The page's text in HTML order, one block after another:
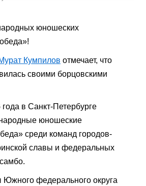
юношеских
Кумпилов отмечает, что
своими борцовскими
в Санкт-Петербурге
юношеские
среди команд городов-
славы и федеральных
Южного федерального округа